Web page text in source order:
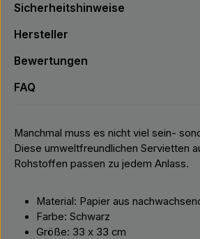
Sicherheitshinweise
Hersteller
Bewertungen
FAQ
Manchmal muss es nicht viel sein-
Diese umweltfreundlichen Servietten
Rohstoffen passen zu jedem Anlass.
Material: Papier aus
Farbe: Schwarz
Größe: 33 x 33 cm